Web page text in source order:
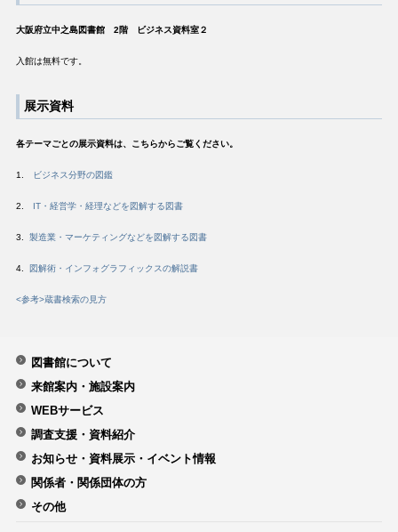
大阪府立中之島図書館 2階 ビジネス資料室２
入館は無料です。
展示資料
各テーマごとの展示資料は、こちらからご覧ください。
1. ビジネス分野の図鑑
2. IT・経営学・経理などを図解する図書
3. 製造業・マーケティングなどを図解する図書​
4. 図解術・インフォグラフィックスの解説書
<参考>蔵書検索の見方
図書館について
来館案内・施設案内
WEBサービス
調査支援・資料紹介
お知らせ・資料展示・イベント情報
関係者・関係団体の方
その他